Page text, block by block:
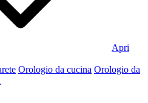
Apri
Orologio da cucina Orologio da